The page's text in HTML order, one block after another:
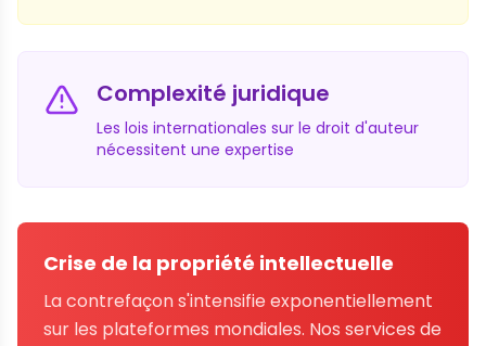
Complexité juridique
Les lois internationales sur le droit d'auteur
nécessitent une expertise
Crise de la propriété intellectuelle
La contrefaçon s'intensifie exponentiellement
sur les plateformes mondiales. Nos services de